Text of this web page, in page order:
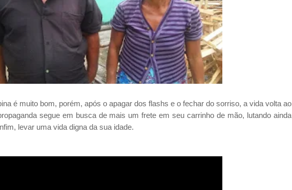
é muito bom, porém, após o apagar dos flashs e o fechar do sorriso, a vida volta ao
segue em busca de mais um frete em seu carrinho de mão, lutando ainda
levar uma vida digna da sua idade.